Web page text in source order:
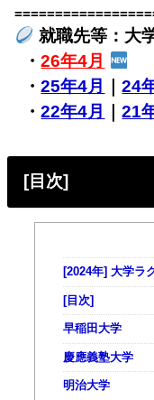
就職先等：大
・26年4月
・25年4月 ｜24
・22年4月 ｜21
[目次]
[2024年] 大学ラ
[目次]
早稲田大学
慶應義塾大学
明治大学